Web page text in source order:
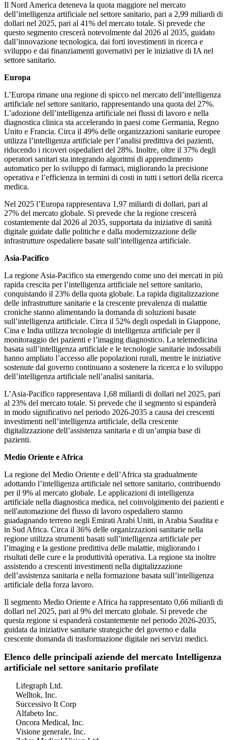
Il Nord America deteneva la quota maggiore nel mercato
dell’intelligenza artificiale nel settore sanitario, pari a 2,99 miliardi di
dollari nel 2025, pari al 41% del mercato totale. Si prevede che
questo segmento crescerà notevolmente dal 2026 al 2035, guidato
dall’innovazione tecnologica, dai forti investimenti in ricerca e
sviluppo e dai finanziamenti governativi per le iniziative di IA nel
settore sanitario.
Europa
L’Europa rimane una regione di spicco nel mercato dell’intelligenza
artificiale nel settore sanitario, rappresentando una quota del 27%.
L’adozione dell’intelligenza artificiale nei flussi di lavoro e nella
diagnostica clinica sta accelerando in paesi come Germania, Regno
Unito e Francia. Circa il 49% delle organizzazioni sanitarie europee
utilizza l’intelligenza artificiale per l’analisi predittiva dei pazienti,
riducendo i ricoveri ospedalieri del 28%. Inoltre, oltre il 37% degli
operatori sanitari sta integrando algoritmi di apprendimento
automatico per lo sviluppo di farmaci, migliorando la precisione
operativa e l’efficienza in termini di costi in tutti i settori della ricerca
medica.
Nel 2025 l’Europa rappresentava 1,97 miliardi di dollari, pari al
27% del mercato globale. Si prevede che la regione crescerà
costantemente dal 2026 al 2035, supportata da iniziative di sanità
digitale guidate dalle politiche e dalla modernizzazione delle
infrastrutture ospedaliere basate sull’intelligenza artificiale.
Asia-Pacifico
La regione Asia-Pacifico sta emergendo come uno dei mercati in più
rapida crescita per l’intelligenza artificiale nel settore sanitario,
conquistando il 23% della quota globale. La rapida digitalizzazione
delle infrastrutture sanitarie e la crescente prevalenza di malattie
croniche stanno alimentando la domanda di soluzioni basate
sull’intelligenza artificiale. Circa il 52% degli ospedali in Giappone,
Cina e India utilizza tecnologie di intelligenza artificiale per il
monitoraggio dei pazienti e l’imaging diagnostico. La telemedicina
basata sull’intelligenza artificiale e le tecnologie sanitarie indossabili
hanno ampliato l’accesso alle popolazioni rurali, mentre le iniziative
sostenute dal governo continuano a sostenere la ricerca e lo sviluppo
dell’intelligenza artificiale nell’analisi sanitaria.
L’Asia-Pacifico rappresentava 1,68 miliardi di dollari nel 2025, pari
al 23% del mercato totale. Si prevede che il segmento si espanderà
in modo significativo nel periodo 2026-2035 a causa dei crescenti
investimenti nell’intelligenza artificiale, della crescente
digitalizzazione dell’assistenza sanitaria e di un’ampia base di
pazienti.
Medio Oriente e Africa
La regione del Medio Oriente e dell’Africa sta gradualmente
adottando l’intelligenza artificiale nel settore sanitario, contribuendo
per il 9% al mercato globale. Le applicazioni di intelligenza
artificiale nella diagnostica medica, nel coinvolgimento dei pazienti e
nell'automazione del flusso di lavoro ospedaliero stanno
guadagnando terreno negli Emirati Arabi Uniti, in Arabia Saudita e
in Sud Africa. Circa il 36% delle organizzazioni sanitarie nella
regione utilizza strumenti basati sull’intelligenza artificiale per
l’imaging e la gestione predittiva delle malattie, migliorando i
risultati delle cure e la produttività operativa. La regione sta inoltre
assistendo a crescenti investimenti nella digitalizzazione
dell’assistenza sanitaria e nella formazione basata sull’intelligenza
artificiale della forza lavoro.
Il segmento Medio Oriente e Africa ha rappresentato 0,66 miliardi di
dollari nel 2025, pari al 9% del mercato globale. Si prevede che
questa regione si espanderà costantemente nel periodo 2026-2035,
guidata da iniziative sanitarie strategiche del governo e dalla
crescente domanda di trasformazione digitale nei servizi medici.
Elenco delle principali aziende del mercato Intelligenza
artificiale nel settore sanitario profilate
Lifegraph Ltd.
Welltok, Inc.
Successivo It Corp
Alfabeto Inc.
Oncora Medical, Inc.
Visione generale, Inc.